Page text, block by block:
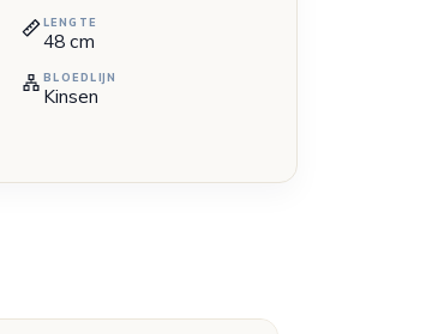
LENGTE
48cm
BLOEDLIJN
Kinsen